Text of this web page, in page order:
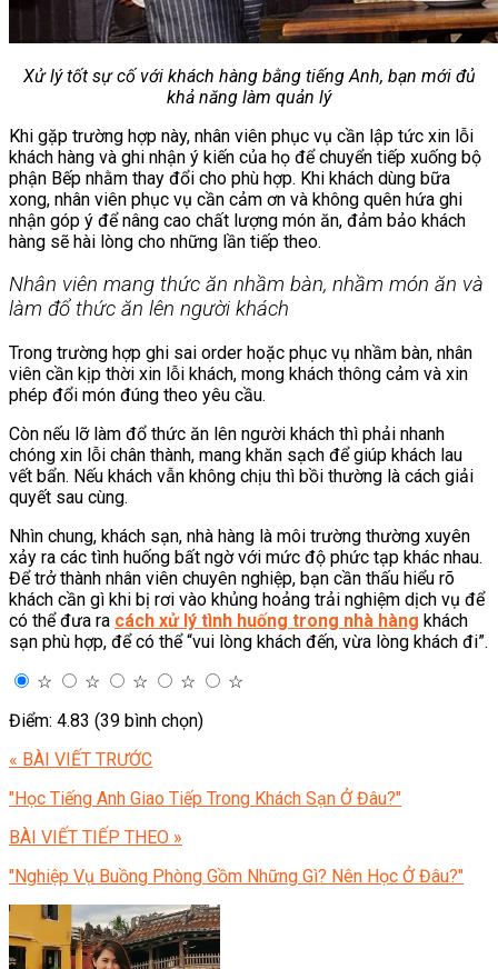
Xử lý tốt sự cố với khách hàng bằng tiếng Anh, bạn mới đủ
khả năng làm quản lý
Khi gặp trường hợp này, nhân viên phục vụ cần lập tức xin lỗi
khách hàng và ghi nhận ý kiến của họ để chuyển tiếp xuống bộ
phận Bếp nhằm thay đổi cho phù hợp. Khi khách dùng bữa
xong, nhân viên phục vụ cần cảm ơn và không quên hứa ghi
nhận góp ý để nâng cao chất lượng món ăn, đảm bảo khách
hàng sẽ hài lòng cho những lần tiếp theo.
Nhân viên mang thức ăn nhầm bàn, nhầm món ăn và
làm đổ thức ăn lên người khách
Trong trường hợp ghi sai order hoặc phục vụ nhầm bàn, nhân
viên cần kịp thời xin lỗi khách, mong khách thông cảm và xin
phép đổi món đúng theo yêu cầu.
Còn nếu lỡ làm đổ thức ăn lên người khách thì phải nhanh
chóng xin lỗi chân thành, mang khăn sạch để giúp khách lau
vết bẩn. Nếu khách vẫn không chịu thì bồi thường là cách giải
quyết sau cùng.
Nhìn chung, khách sạn, nhà hàng là môi trường thường xuyên
xảy ra các tình huống bất ngờ với mức độ phức tạp khác nhau.
Để trở thành nhân viên chuyên nghiệp, bạn cần thấu hiểu rõ
khách cần gì khi bị rơi vào khủng hoảng trải nghiệm dịch vụ để
có thể đưa ra cách xử lý tình huống trong nhà hàng khách
sạn phù hợp, để có thể “vui lòng khách đến, vừa lòng khách đi”.
☆
☆ ☆ ☆
☆
Điểm: 4.83 (39 bình chọn)
« BÀI VIẾT TRƯỚC
"Học Tiếng Anh Giao Tiếp Trong Khách Sạn Ở Đâu?"
BÀI VIẾT TIẾP THEO »
"Nghiệp Vụ Buồng Phòng Gồm Những Gì? Nên Học Ở Đâu?"